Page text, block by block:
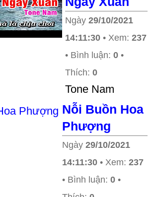
Ngày 29/10/2021
14:11:30 • Xem: 237
• Bình luận: 0 •
Thích: 0
Tone Nam
Nỗi Buồn Hoa
Phượng
Ngày 29/10/2021
14:11:30 • Xem: 237
• Bình luận: 0 •